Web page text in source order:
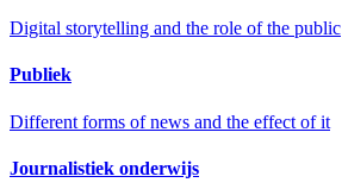
Digital storytelling and the role of the public
Publiek
Different forms of news and the effect of it
Journalistiek onderwijs